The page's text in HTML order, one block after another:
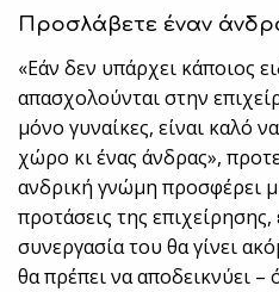
Προσλάβετε έναν
«Εάν δεν υπάρχει κάποιος
απασχολούνται στην
μόνο γυναίκες, είναι καλό
χώρο κι ένας άνδρας»,
ανδρική γνώμη προσφέρει
προτάσεις της
συνεργασία του θα γίνει
θα πρέπει να αποδεικνύει –